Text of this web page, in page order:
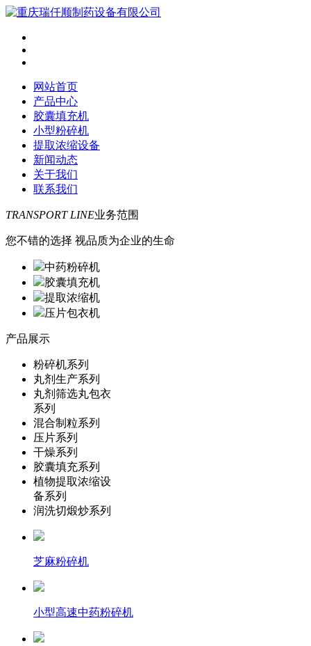
网站首页
产品中心
胶囊填充机
小型粉碎机
提取浓缩设备
新闻动态
关于我们
联系我们
TRANSPORT LINE业务范围
您不错的选择 视品质为企业的生命
中药粉碎机
胶囊填充机
提取浓缩机
压片包衣机
产品展示
粉碎机系列
丸剂生产系列
丸剂筛选丸包衣
系列
混合制粒系列
压片系列
干燥系列
胶囊填充系列
植物提取浓缩设
备系列
润洗切煅炒系列
芝麻粉碎机
小型高速中药粉碎机